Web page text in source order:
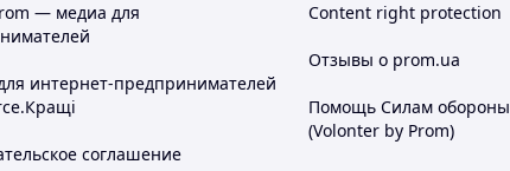
— медиа для
интернет-предпринимателей
соглашение
Content right protection
Отзывы о prom.ua
Помощь Силам обороны
(Volonter by Prom)